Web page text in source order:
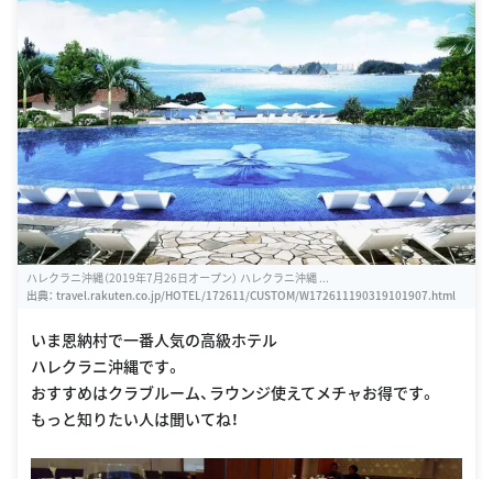
ハレクラニ沖縄（2019年7月26日オープン） ハレクラニ沖縄 ...
出典： travel.rakuten.co.jp/HOTEL/172611/CUSTOM/W172611190319101907.html
いま恩納村で一番人気の高級ホテル
ハレクラニ沖縄です。
おすすめはクラブルーム、ラウンジ使えてメチャお得です。
もっと知りたい人は聞いてね！